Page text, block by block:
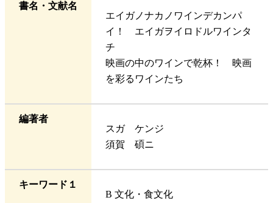
書名・文献名
エイガノナカノワインデカンパ
イ！ エイガヲイロドルワインタ
チ
映画の中のワインで乾杯！ 映画
を彩るワインたち
編著者
スガ ケンジ
須賀 碩ニ
キーワード１
B 文化・食文化